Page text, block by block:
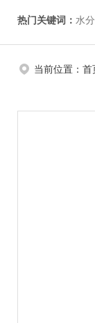
热门关键词： 水
当前位置： 首